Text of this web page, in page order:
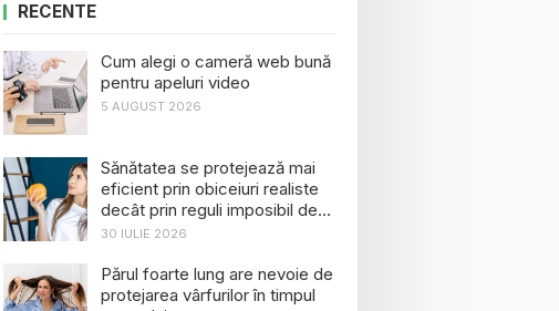
RECENTE
Cum alegi o cameră web bună
pentru apeluri video
5 AUGUST 2026
Sănătatea se protejează mai
eficient prin obiceiuri realiste
decât prin reguli imposibil de
menținut
30 IULIE 2026
Părul foarte lung are nevoie de
protejarea vârfurilor în timpul